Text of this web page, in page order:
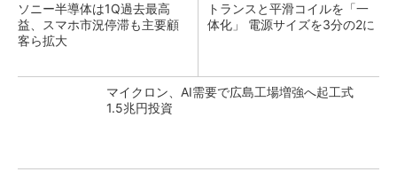
ソニー半導体は1Q過去最高
益、スマホ市況停滞も主要顧
客ら拡大
トランスと平滑コイルを「一
体化」 電源サイズを3分の2に
マイクロン、AI需要で広島工場増強へ起工式
1.5兆円投資